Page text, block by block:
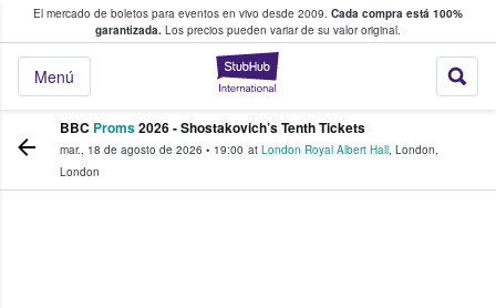
El mercado de boletos para eventos en vivo desde 2009. Cada compra está 100%
garantizada. Los precios pueden variar de su valor original.
StubHub: donde
Menú
fans compran y venden boletos
BBC Proms2026 - Shostakovich’s Tenth Tickets
mar., 18 de agosto de 2026 • 19:00 at London Royal Albert Hall, London,
London